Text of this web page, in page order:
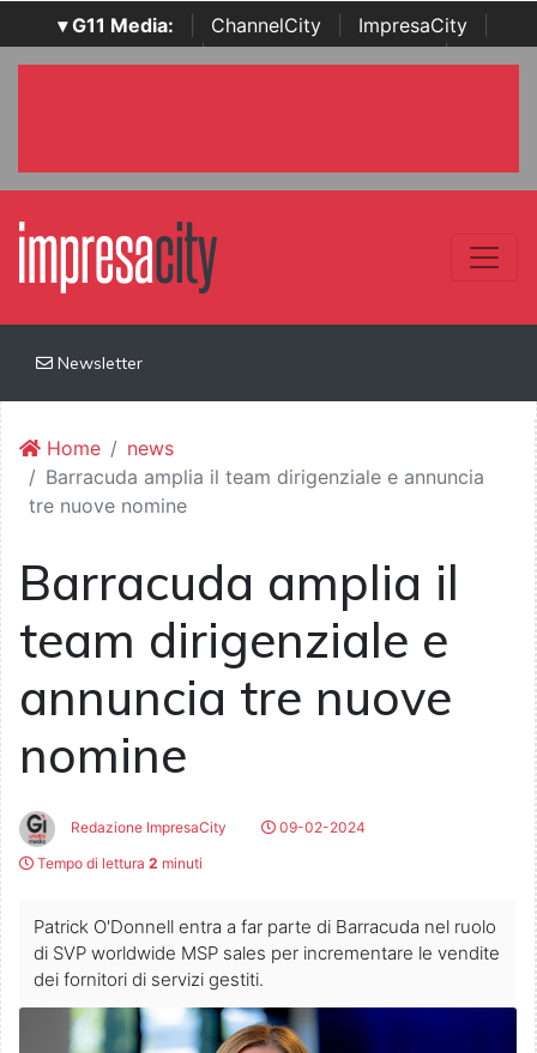
▾ G11 Media: ChannelCity ImpresaCity
SecurityOpenLab | Italian Channel Awards | Italian
Newsletter
Home
news
Barracuda amplia il team dirigenziale e annuncia
tre nuove nomine
Barracuda amplia il
team dirigenziale e
annuncia tre nuove
nomine
Redazione ImpresaCity
09-02-2024
Tempo di lettura 2 minuti
Patrick O'Donnell entra a far parte di Barracuda nel ruolo
di SVP worldwide MSP sales per incrementare le vendite
dei fornitori di servizi gestiti.